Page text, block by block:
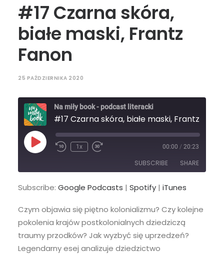
#17 Czarna skóra,
białe maski, Frantz
Fanon
25 PAŹDZIERNIKA 2020
Na miły book - podcast literacki
#17 Czarna skóra, białe maski, Frantz
Play
Episode
1x 00:00 / 20:23
SUBSCRIBE SHARE
Google Podcasts Spotify
iTunes
SHARE
LINK
EMBED
Subscribe: Google Podcasts | Spotify | iTunes
Czym objawia się piętno kolonializmu? Czy kolejne
pokolenia krajów postkolonialnych dziedziczą
traumy przodków? Jak wyzbyć się uprzedzeń?
Legendarny esej analizuje dziedzictwo